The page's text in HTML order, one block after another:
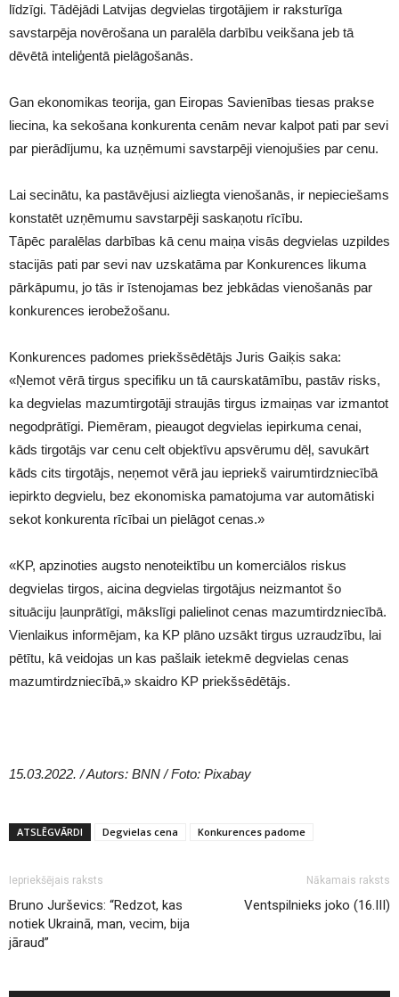
līdzīgi. Tādējādi Latvijas degvielas tirgotājiem ir raksturīga
savstarpēja novērošana un paralēla darbību veikšana jeb tā
dēvētā inteliģentā pielāgošanās.
Gan ekonomikas teorija, gan Eiropas Savienības tiesas prakse
liecina, ka sekošana konkurenta cenām nevar kalpot pati par sevi
par pierādījumu, ka uzņēmumi savstarpēji vienojušies par cenu.
Lai secinātu, ka pastāvējusi aizliegta vienošanās, ir nepieciešams
konstatēt uzņēmumu savstarpēji saskaņotu rīcību.
Tāpēc paralēlas darbības kā cenu maiņa visās degvielas uzpildes
stacijās pati par sevi nav uzskatāma par Konkurences likuma
pārkāpumu, jo tās ir īstenojamas bez jebkādas vienošanās par
konkurences ierobežošanu.
Konkurences padomes priekšsēdētājs Juris Gaiķis saka:
«Ņemot vērā tirgus specifiku un tā caurskatāmību, pastāv risks,
ka degvielas mazumtirgotāji straujās tirgus izmaiņas var izmantot
negodprātīgi. Piemēram, pieaugot degvielas iepirkuma cenai,
kāds tirgotājs var cenu celt objektīvu apsvērumu dēļ, savukārt
kāds cits tirgotājs, neņemot vērā jau iepriekš vairumtirdzniecībā
iepirkto degvielu, bez ekonomiska pamatojuma var automātiski
sekot konkurenta rīcībai un pielāgot cenas.»
«KP, apzinoties augsto nenoteiktību un komerciālos riskus
degvielas tirgos, aicina degvielas tirgotājus neizmantot šo
situāciju ļaunprātīgi, mākslīgi palielinot cenas mazumtirdzniecībā.
Vienlaikus informējam, ka KP plāno uzsākt tirgus uzraudzību, lai
pētītu, kā veidojas un kas pašlaik ietekmē degvielas cenas
mazumtirdzniecībā,» skaidro KP priekšsēdētājs.
15.03.2022. / Autors: BNN / Foto: Pixabay
ATSLĒGVĀRDI Degvielas cena Konkurences padome
Iepriekšējais raksts
Bruno Jurševics: “Redzot, kas
notiek Ukrainā, man, vecim, bija
jāraud”
Nākamais raksts
Ventspilnieks joko (16.III)